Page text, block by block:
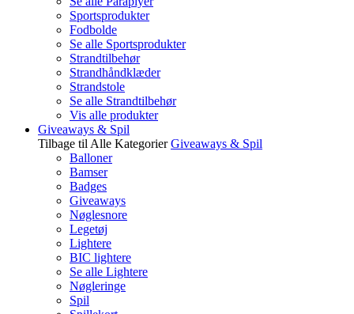
Sportsprodukter
Fodbolde
Se alle Sportsprodukter
Strandtilbehør
Strandhåndklæder
Strandstole
Se alle Strandtilbehør
Vis alle produkter
Giveaways & Spil
Tilbage til Alle Kategorier Giveaways & Spil
Balloner
Bamser
Badges
Giveaways
Nøglesnore
Legetøj
Lightere
BIC lightere
Se alle Lightere
Nøgleringe
Spil